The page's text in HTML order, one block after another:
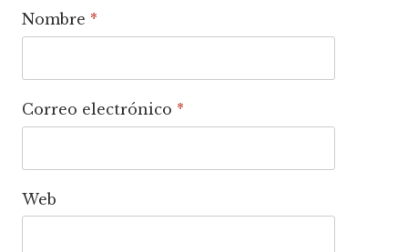
Nombre *
Correo electrónico *
Web